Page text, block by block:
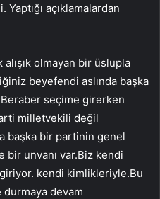
Yaptığı açıklamalardan
olmayan bir üslupla
beyefendi aslında başka
seçime girerken
milletvekili değil
başka bir partinin genel
bir unvanı var.Biz kendi
kendi kimlikleriyle.Bu
devam